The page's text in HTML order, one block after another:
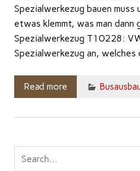
Spezialwerkezug bauen muss
etwas klemmt, was man dann
Spezialwerkezug T10228:
Spezialwerkezug an, welches
Read more